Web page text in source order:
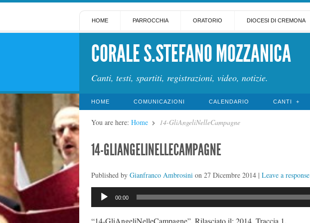
HOME PARROCCHIA ORATORIO DIOCESI DI CREMONA
CORALE S.STEFANO MOZZANICA
Canti, testi, spartiti, registrazioni, video, notizie.
HOME COMUNICAZIONI CALENDARIO CANTI
You are here: Home 14-GliAngeliNelleCampagne
14-GLIANGELINELLECAMPAGNE
Published by Gianfranco Ambrosinion 27 Dicembre 2014| Leave a response
Audio
Player
00:00
“14-GliAngeliNelleCampagne”. Rilasciato il: 2014. Traccia 1.